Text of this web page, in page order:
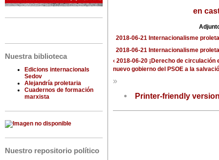
Nuestra biblioteca
Edicions internacionals
Sedov
Alejandría proletaria
Cuadernos de formación
marxista
Nuestro repositorio político
en
2018-06-21 Internacionalisme
2018-06-21 Internacionalisme
‹ 2018-06-20 ¡Derecho de
nuevo gobierno del PSOE a la
»
Printer-friendly